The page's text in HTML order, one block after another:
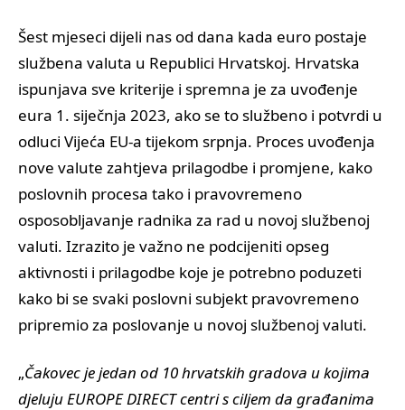
Šest mjeseci dijeli nas od dana kada euro postaje
službena valuta u Republici Hrvatskoj. Hrvatska
ispunjava sve kriterije i spremna je za uvođenje
eura 1. siječnja 2023, ako se to službeno i potvrdi u
odluci Vijeća EU-a tijekom srpnja. Proces uvođenja
nove valute zahtjeva prilagodbe i promjene, kako
poslovnih procesa tako i pravovremeno
osposobljavanje radnika za rad u novoj službenoj
valuti. Izrazito je važno ne podcijeniti opseg
aktivnosti i prilagodbe koje je potrebno poduzeti
kako bi se svaki poslovni subjekt pravovremeno
pripremio za poslovanje u novoj službenoj valuti.
„Čakovec je jedan od 10 hrvatskih gradova u kojima
djeluju EUROPE DIRECT centri s ciljem da građanima